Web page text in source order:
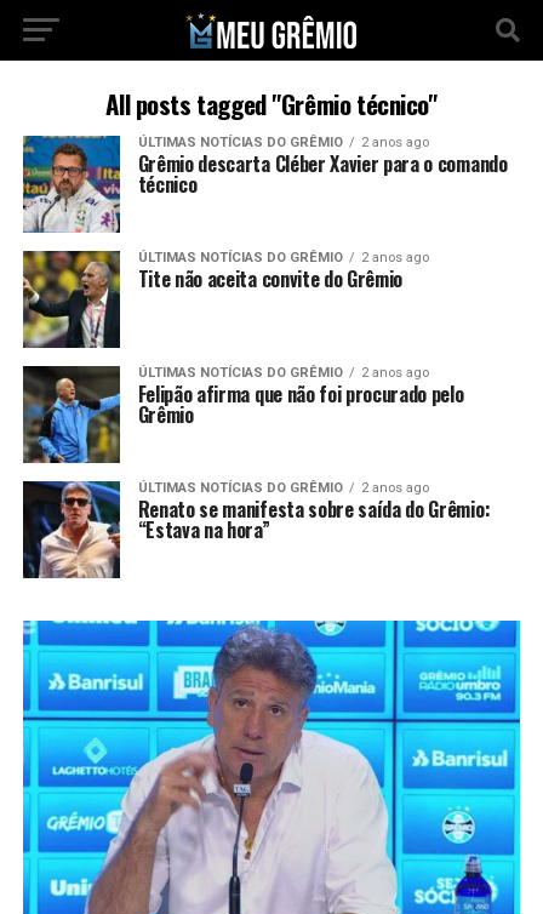
All posts tagged "Grêmio técnico"
ÚLTIMAS NOTÍCIAS DO GRÊMIO 2 anos ago
Grêmio descarta Cléber Xavier para o comando
técnico
ÚLTIMAS NOTÍCIAS DO GRÊMIO 2 anos ago
Tite não aceita convite do Grêmio
ÚLTIMAS NOTÍCIAS DO GRÊMIO 2 anos ago
Felipão afirma que não foi procurado pelo
Grêmio
ÚLTIMAS NOTÍCIAS DO GRÊMIO 2 anos ago
Renato se manifesta sobre saída do Grêmio:
“Estava na hora”